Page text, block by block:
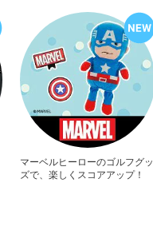
マーベルヒーローのゴルフグッ
ズで、楽しくスコアアップ！